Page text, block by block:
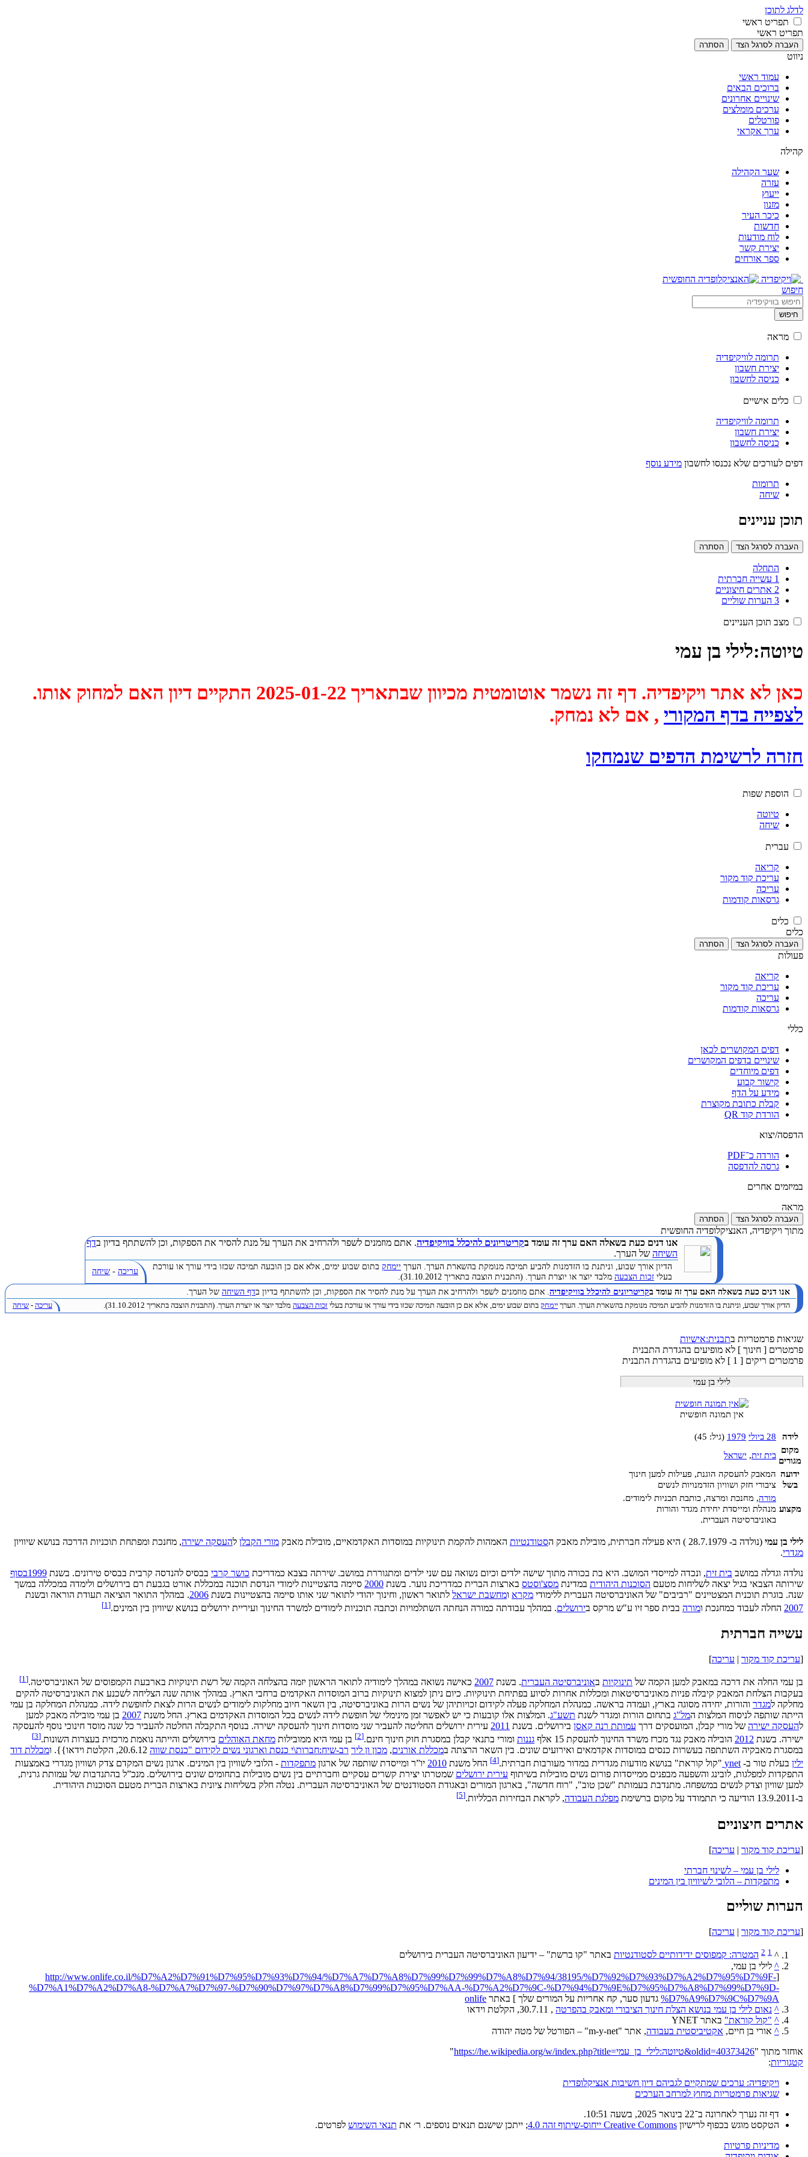
לדלג לתוכן
תפריט ראשי
תפריט ראשי
העברה לסרגל הצד הסתרה
ניווט
עמוד ראשי
ברוכים הבאים
שינויים אחרונים
ערכים מומלצים
פורטלים
ערך אקראי
קהילה
שער הקהילה
עזרה
ייעוץ
מזנון
כיכר העיר
חדשות
לוח מודעות
יצירת קשר
ספר אורחים
חיפוש
חיפוש
מראה
תרומה לוויקיפדיה
יצירת חשבון
כניסה לחשבון
כלים אישיים
תרומה לוויקיפדיה
יצירת חשבון
כניסה לחשבון
דפים לעורכים שלא נכנסו לחשבון מידע נוסף
תרומות
שיחה
תוכן עניינים
העברה לסרגל הצד הסתרה
התחלה
1 עשייה חברתית
2 אתרים חיצוניים
3 הערות שוליים
מצב תוכן העניינים
טיוטה:לילי בן עמי
כאן לא אתר ויקיפדיה. דף זה נשמר אוטומטית מכיוון שבתאריך 2025-01-22 התקיים דיון האם למחוק אותו.
לצפייה בדף המקורי , אם לא נמחק.
חזרה לרשימת הדפים שנמחקו
הוספת שפות
טיוטה
שיחה
עברית
קריאה
עריכת קוד מקור
עריכה
גרסאות קודמות
כלים
כלים
העברה לסרגל הצד הסתרה
פעולות
קריאה
עריכת קוד מקור
עריכה
גרסאות קודמות
כללי
דפים המקושרים לכאן
שינויים בדפים המקושרים
דפים מיוחדים
קישור קבוע
מידע על הדף
קבלת כתובת מקוצרת
הורדת קוד QR
הדפסה/יצוא
הורדה כ־PDF
גרסה להדפסה
במיזמים אחרים
מראה
העברה לסרגל הצד הסתרה
מתוך ויקיפדיה, האנציקלופדיה החופשית
אנו דנים כעת בשאלה האם ערך זה עומד בקריטריונים להיכלל בוויקיפדיה. אתם מוזמנים לשפר ולהרחיב את הערך על מנת להסיר את הספקות, וכן להשתתף בדיון בדף
השיחה של הערך.
הדיון אורך שבוע, וניתנת בו הזדמנות להביע תמיכה מנומקת בהשארת הערך. הערך יימחק בתום שבוע ימים, אלא אם כן הובעה תמיכה שכזו בידי עורך או עורכת
בעלי זכות הצבעה מלבד יוצר או יוצרת הערך. (התבנית הוצבה בתאריך 31.10.2012).
עריכה - שיחה
אנו דנים כעת בשאלה האם ערך זה עומד בקריטריונים להיכלל בוויקיפדיה. אתם מוזמנים לשפר ולהרחיב את הערך על מנת להסיר את הספקות, וכן להשתתף בדיון בדף השיחה של הערך.
הדיון אורך שבוע, וניתנת בו הזדמנות להביע תמיכה מנומקת בהשארת הערך. הערך יימחק בתום שבוע ימים, אלא אם כן הובעה תמיכה שכזו בידי עורך או עורכת בעלי זכות הצבעה מלבד יוצר או יוצרת הערך. (התבנית הוצבה בתאריך 31.10.2012). עריכה - שיחה
שגיאות פרמטריות בתבנית:אישיות
פרמטרים [ חינוך ] לא מופיעים בהגדרת התבנית
פרמטרים ריקים [ 1 ] לא מופיעים בהגדרת התבנית
לילי בן עמי
אין תמונה חופשית
לידה 28 ביולי 1979 (גיל: 45)
מקום
מגורים
בית זית, ישראל
ידועה
בשל
המאבק להעסקה הוגנת, פעילות למען חינוך
ציבורי חזק ושוויון הזדמנויות לנשים
מקצוע
מורה, מחנכת ומרצה, כותבת תכניות לימודים.
מנהלת ומייסדת יחידת מגדר והורות
באוניברסיטה העברית.
לילי בן עמי (נולדה ב- 28.7.1979 ) היא פעילה חברתית, מובילת מאבק ה סטודנטיות האמהות להקמת תינוקיות במוסדות האקדמאיים, מובילת מאבק מורי הקבלן להעסקה ישירה, מחנכת ומפתחת תוכניות הדרכה בנושא שיוויון
מגדרי.
נולדה וגדלה במושב בית זית, ונכדה למייסדי המושב. היא בת בכורה מתוך שישה ילדים וכיום נשואה עם שני ילדים ומתגוררת במושב. שירתה בצבא כמדריכת כושר קרבי בבסיס להנדסה קרבית בבסיס טירונים. בשנת 1999בסוף
שירותה הצבאי בגיל יצאה לשליחות מטעם הסוכנות היהודית במדינת מסצ'וסטס בארצות הברית כמדריכת נוער. בשנת 2000 סיימה בהצטיינות לימודי הנדסת תוכנה במכללת אורט בגבעת רם בירושלים ולימדה במכללה במשך
שנה. בוגרת תוכנית המצטיינים "רביבים" של האוניברסיטה העברית ללימודי מקרא ומחשבת ישראל לתואר ראשון, וחינוך יהודי לתואר שני אותו סיימה בהצטיינות בשנת 2006. במהלך התואר הוציאה תעודת הוראה ובשנת
2007 החלה לעבוד כמחנכת ומורה בבית ספר זיו ע"ש מרקס בירושלים. במהלך עבודתה כמורה הנחתה השתלמויות וכתבה תוכניות לימודים למשרד החינוך ועיריית ירושלים בנושא שיוויון בין המינים.[
1
]
עשייה חברתית
[עריכת קוד מקור | עריכה]
בן עמי החלה את דרכה במאבק למען הקמה של תינוקיות באוניברסיטה העברית. בשנת 2007 כאישה נשואה במהלך לימודיה לתואר הראשון יזמה בהצלחה הקמה של רשת תינוקיות בארבעת הקמפוסים של האוניברסיטה.[
1
]
בעקבות הצלחת המאבק קיבלה פניות מאוניברסיטאות ומכללות אחרות לסיוע בפתיחת תינוקיות. כיום ניתן למצוא תינוקיות ברוב המוסדות האקדמים ברחבי הארץ. במהלך אותה שנה הצליחה לשכנע את האוניברסיטה להקים
מחלקה למגדר והורות, יחידה מסוגה בארץ, ועמדה בראשה. כמנהלת המחלקה פעלה לקידום זכויותיהן של נשים הרות באוניברסיטה, בין השאר חיוב מחלקות לימודים לנשים הרות לצאת לחופשת לידה. כמנהלת המחלקה בן עמי
הייתה שותפה לניסוח המלצות המל"ג בתחום הורות ומגדר לשנת תשע"ג. המלצות אלו קובעות כי יש לאפשר זמן מינימלי של חופשת לידה לנשים בכל המוסדות האקדמים בארץ. החל משנת 2007 בן עמי מובילה מאבק למען
להעסקה ישירה של מורי קבלן, המועסקים דרך עמותת רנה קאסן בירושלים. בשנת 2011 עירית ירושלים החליטה להעביר שני מוסדות חינוך להעסקה ישירה. בנוסף התקבלה החלטה להעביר כל שנה מוסד חינוכי נוסף להעסקה
ישירה. בשנת 2012 הובילה מאבק נגד מכרז משרד החינוך להעסקת 15 אלף גננות ומורי בתנאי קבלן במסגרת חוק חינוך חינם.[
2
] בן עמי היא ממובילות מחאת האוהלים בירושלים והייתה נואמת מרכזית בעצרות השונות.[
3
]
במסגרת מאבקיה השתתפה בעשרות כנסים במוסדות אקדמאים ואירועים שונים. בין השאר הרצתה במכללת אורנים, מכון ון ליר רב-שיח:חברות\י כנסת וארגוני נשים לקידום "כנסת שווה
מכללת דוד
ילין בעלת טור ב- ynet "קול קוראת" בנושא מודעות מגדרית במדור מעורבות חברתית.[
4
] החל משנת 2010 יו”ר ומייסדת שותפה של ארגון מתפקדות - הלובי לשוויון בין המינים. ארגון נשים המקדם צדק ושוויון מגדרי באמצעות
התפקדות למפלגות, לובינג והשפעה מבפנים ממייסדות פורום נשים מובילות בשיתוף עירית ירושלים שמטרתו יצירת קשרים עסקיים וחברתיים בין נשים מובילות בתחומים שונים בירושלים. מנכ”ל בהתנדבות של עמותת גרנית,
למען שוויון וצדק לנשים במשפחה. מתנדבת בעמותת "שכן טוב", "רוח חדשה", בארגון המורים ובאגודת הסטודנטים של האוניברסיטה העברית. נטלה חלק בשליחות ציונית בארצות הברית מטעם הסוכנות היהודית.
ב-13.9.2011 הודיעה כי תתמודד על מקום ברשימת
מפלגת העבודה, לקראת הבחירות הכלליות.[
5
]
אתרים חיצוניים
[עריכת קוד מקור | עריכה]
לילי בן עמי – לשינוי חברתי
מתפקדות – הלובי לשיוויון בין המינים
הערות שוליים
[עריכת קוד מקור | עריכה]
^
1
2 המטרה: קמפוסים ידידותיים לסטודנטיות באתר "קו ברשת" – ידיעון האוניברסיטה העברית בירושלים
^ לילי בן עמי,
[
http://www.onlife.co.il/%D7%A2%D7%91%D7%95%D7%93%D7%94/%D7%A7%D7%A8%D7%99%D7%99%D7%A8%D7%94/38195/%D7%92%D7%93%D7%A2%D7%95%D7%9F-
%D7%A1%D7%A2%D7%A8-%D7%A7%D7%97-%D7%90%D7%97%D7%A8%D7%99%D7%95%D7%AA-%D7%A2%D7%9C-%D7%94%D7%9E%D7%95%D7%A8%D7%99%D7%9D-
%D7%A9%D7%9C%D7%9A גדעון סער, קח אחריות על המורים שלך ] באתר onlife
^ נאום לילי בן עמי בנושא הצלת חינוך הציבורי ומאבק בהפרטה , 30.7.11, הקלטת וידאו
^ "קול קוראת" באתר YNET
^ אורי בן חיים, אקטיביסטית בעבודה, אתר "m-y-net" – הפורטל של מטה יהודה
אוחזר מתוך "https://he.wikipedia.org/w/index.php?title=טיוטה:לילי_בן_עמי&oldid=40373426
"
קטגוריות:
ויקיפדיה: ערכים שמתקיים לגביהם דיון חשיבות אנציקלופדית
שגיאות פרמטריות מחוץ למרחב הערכים
דף זה נערך לאחרונה ב־22 בינואר 2025, בשעה 10:51.
הטקסט מוגש בכפוף לרישיון Creative Commons ייחוס-שיתוף זהה 4.0 ; ייתכן שישנם תנאים נוספים. ר׳ את תנאי השימוש לפרטים.
מדיניות פרטיות